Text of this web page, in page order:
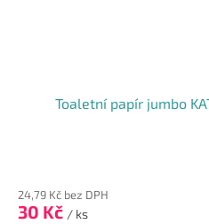
Toaletní papír jumbo
24,79 Kč bez DPH
30 Kč / ks